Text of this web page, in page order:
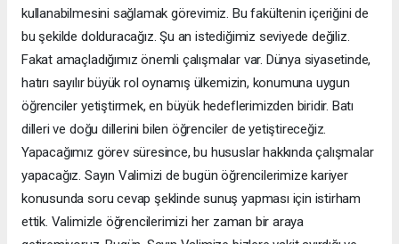
kullanabilmesini sağlamak görevimiz. Bu fakültenin içeriğini de
bu şekilde dolduracağız. Şu an istediğimiz seviyede değiliz.
Fakat amaçladığımız önemli çalışmalar var. Dünya siyasetinde,
hatırı sayılır büyük rol oynamış ülkemizin, konumuna uygun
öğrenciler yetiştirmek, en büyük hedeflerimizden biridir. Batı
dilleri ve doğu dillerini bilen öğrenciler de yetiştireceğiz.
Yapacağımız görev süresince, bu hususlar hakkında çalışmalar
yapacağız. Sayın Valimizi de bugün öğrencilerimize kariyer
konusunda soru cevap şeklinde sunuş yapması için istirham
ettik. Valimizle öğrencilerimizi her zaman bir araya